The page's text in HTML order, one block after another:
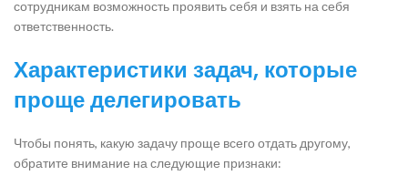
сотрудникам возможность проявить себя и взять на себя
ответственность.
Характеристики задач, которые
проще делегировать
Чтобы понять, какую задачу проще всего отдать другому,
обратите внимание на следующие признаки: